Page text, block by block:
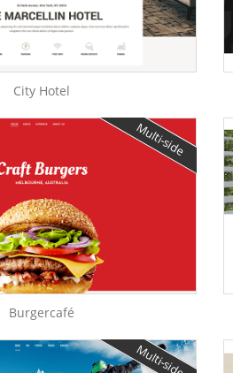
City Hotel
Multi-side
Burgercafé
Multi-side